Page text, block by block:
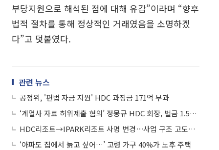
부당지원으로 해석된 점에 대해 유감”이라며 “향후
법적 절차를 통해 정상적인 거래였음을 소명하겠
다”고 덧붙였다.
관련 뉴스
공정위, '편법 자금 지원' HDC 과징금 171억 부과
‘계열사 자료 허위제출 혐의’ 정몽규 HDC 회장, 벌금 1.5억 약식기소
HDC리조트→IPARK리조트 사명 변경⋯사업 구조 고도화 박차
‘아파도 집에서 늙고 싶어…’ 고령 가구 40%가 노후 주택